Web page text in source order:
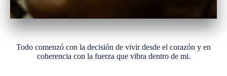
Todo comenzó con la decisión de vivir desde el corazón y en
coherencia con la fuerza que vibra dentro de mi.